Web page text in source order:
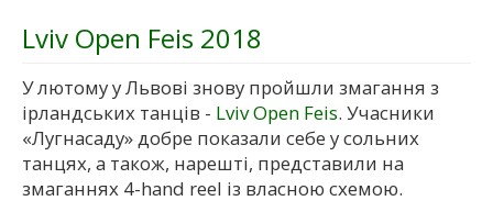
Lviv Open Feis 2018
У лютому у Львові знову пройшли змагання з
ірландських танців - Lviv Open Feis. Учасники
«Лугнасаду» добре показали себе у сольних
танцях, а також, нарешті, представили на
змаганнях 4-hand reel із власною схемою.